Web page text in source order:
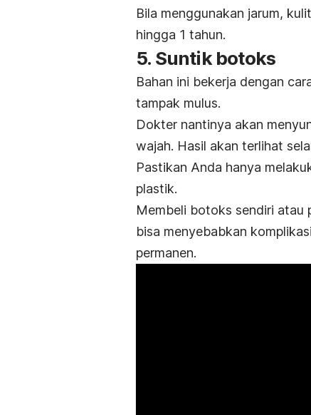
Bila menggunakan jarum,
hingga 1 tahun.
5. Suntik botoks
Bahan ini bekerja dengan
tampak mulus.
Dokter nantinya akan
wajah. Hasil akan terlihat
Pastikan Anda hanya
plastik.
Membeli botoks sendiri atau
bisa menyebabkan
permanen.